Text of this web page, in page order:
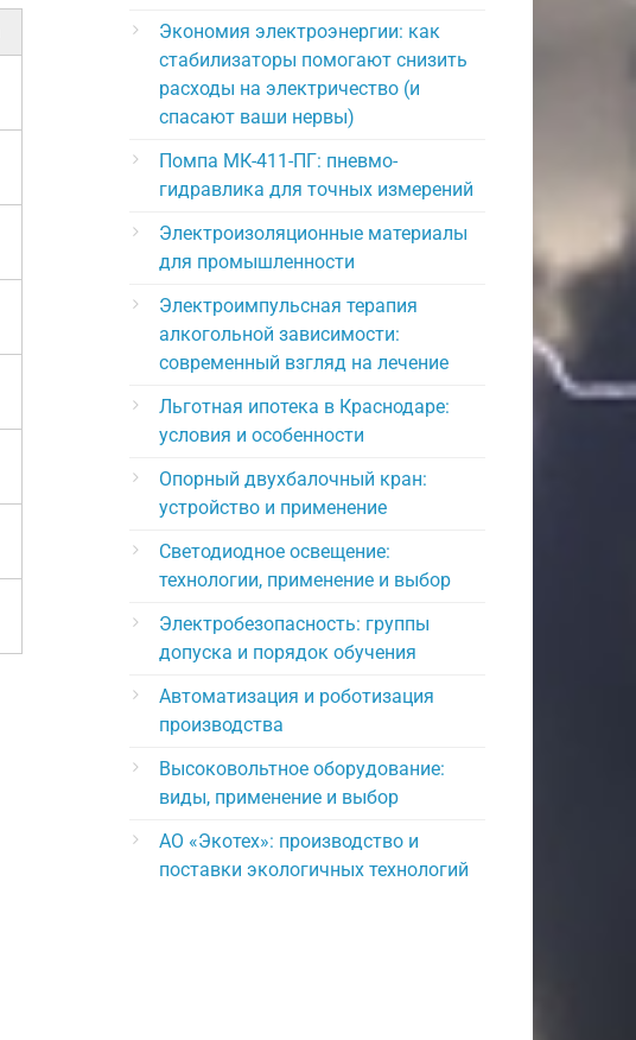
Экономия электроэнергии: как
стабилизаторы помогают снизить
расходы на электричество (и
спасают ваши нервы)
Помпа МК-411-ПГ: пневмо-
гидравлика для точных измерений
Электроизоляционные материалы
для промышленности
Электроимпульсная терапия
алкогольной зависимости:
современный взгляд на лечение
Льготная ипотека в Краснодаре:
условия и особенности
Опорный двухбалочный кран:
устройство и применение
Светодиодное освещение:
технологии, применение и выбор
Электробезопасность: группы
допуска и порядок обучения
Автоматизация и роботизация
производства
Высоковольтное оборудование:
виды, применение и выбор
АО «Экотех»: производство и
поставки экологичных технологий